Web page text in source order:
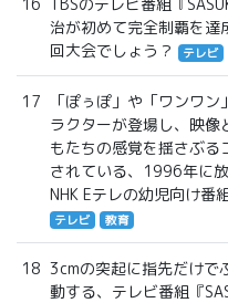
治が初めて完全制覇を達
回大会でしょう？
テレビ
17
「ぽぅぽ」や「ワンワ
ラクターが登場し、映像
もたちの感覚を揺さぶる
されている、1996年に
NHK Eテレの幼児向け番
テレビ 教育
18 3cmの突起に指先だけで
動する、テレビ番組『